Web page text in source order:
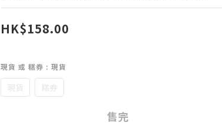
HK$158.00
現貨 或 糕券 : 現貨
現貨 糕券
售完